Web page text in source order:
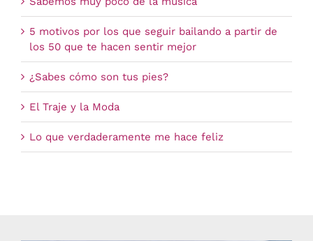
5 motivos por los que seguir bailando a partir de
los 50 que te hacen sentir mejor
¿Sabes cómo son tus pies?
El Traje y la Moda
Lo que verdaderamente me hace feliz